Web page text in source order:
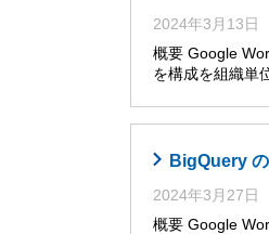
2024年3月13日
概要 Google
を構成を組織単
BigQuery
2024年3月27日
概要 Google